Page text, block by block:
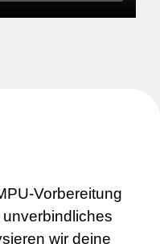
Vorbereitung
wir deine